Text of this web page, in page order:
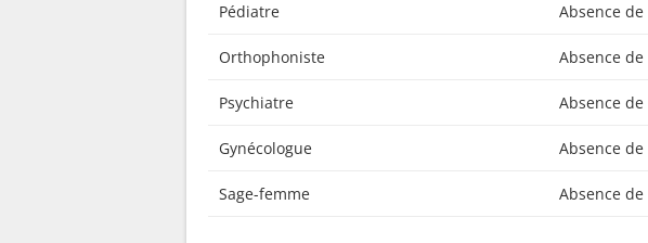
Pédiatre Absence
Orthophoniste Absence
Psychiatre Absence
Gynécologue Absence
Sage-femme Absence